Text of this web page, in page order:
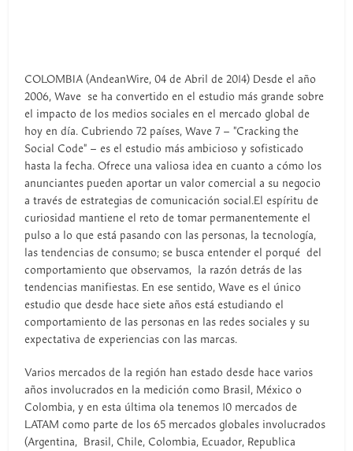
COLOMBIA (AndeanWire, 04 de Abril de 2014) Desde el año
2006, Wave se ha convertido en el estudio más grande sobre
el impacto de los medios sociales en el mercado global de
hoy en día. Cubriendo 72 países, Wave 7 – "Cracking the
Social Code" – es el estudio más ambicioso y sofisticado
hasta la fecha. Ofrece una valiosa idea en cuanto a cómo los
anunciantes pueden aportar un valor comercial a su negocio
a través de estrategias de comunicación social.El espíritu de
curiosidad mantiene el reto de tomar permanentemente el
pulso a lo que está pasando con las personas, la tecnología,
las tendencias de consumo; se busca entender el porqué del
comportamiento que observamos, la razón detrás de las
tendencias manifiestas. En ese sentido, Wave es el único
estudio que desde hace siete años está estudiando el
comportamiento de las personas en las redes sociales y su
expectativa de experiencias con las marcas.
Varios mercados de la región han estado desde hace varios
años involucrados en la medición como Brasil, México o
Colombia, y en esta última ola tenemos 10 mercados de
LATAM como parte de los 65 mercados globales involucrados
(Argentina, Brasil, Chile, Colombia, Ecuador, Republica